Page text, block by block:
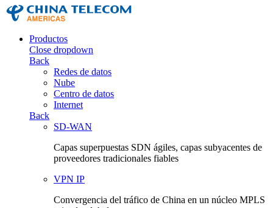
Productos
Close dropdown
Back
Redes de datos
Nube
Centro de datos
Internet
Back
SD-WAN
Capas superpuestas SDN ágiles, capas subyacentes de
proveedores tradicionales fiables
VPN IP
Convergencia del tráfico de China en un núcleo MPLS